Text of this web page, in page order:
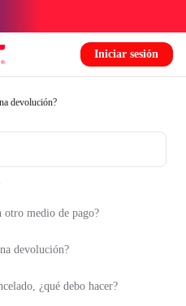
Iniciar sesión
devolución?
otro medio de pago?
devolución?
¿qué debo hacer?